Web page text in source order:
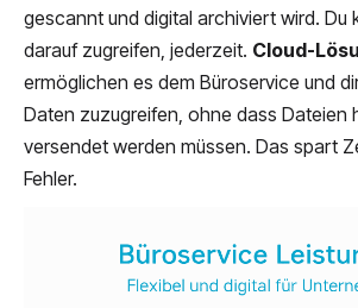
gescannt und digital archiviert wird. Du
darauf zugreifen, jederzeit. Cloud-
ermöglichen es dem Büroservice und
Daten zuzugreifen, ohne dass Dateien
versendet werden müssen. Das spart
Fehler.